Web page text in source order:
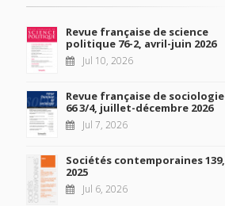
Revue française de science
politique 76-2, avril-juin 2026
Jul 10, 2026
Revue française de sociologie
66 3/4, juillet-décembre 2026
Jul 7, 2026
Sociétés contemporaines 139,
2025
Jul 6, 2026